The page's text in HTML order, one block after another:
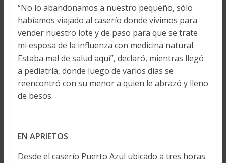
“No lo abandonamos a nuestro pequeño, sólo
habíamos viajado al caserío donde vivimos para
vender nuestro lote y de paso para que se trate
mi esposa de la influenza con medicina natural.
Estaba mal de salud aquí”, declaró, mientras llegó
a pediatría, donde luego de varios días se
reencontró con su menor a quien le abrazó y lleno
de besos.
EN APRIETOS
Desde el caserío Puerto Azul ubicado a tres horas